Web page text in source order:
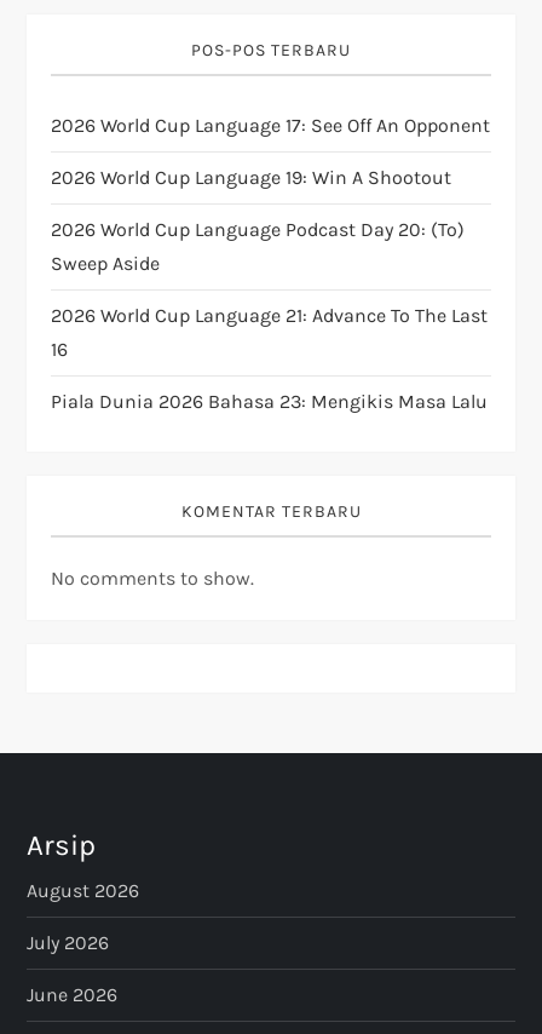
a
t
i
o
n
POS-POS TERBARU
2026 World Cup Language 17: See Off An Opponent
2026 World Cup Language 19: Win A Shootout
2026 World Cup Language Podcast Day 20: (to)
Sweep Aside
2026 World Cup Language 21: Advance To The Last
16
Piala Dunia 2026 Bahasa 23: Mengikis Masa Lalu
KOMENTAR TERBARU
No comments to show.
Arsip
August 2026
July 2026
June 2026